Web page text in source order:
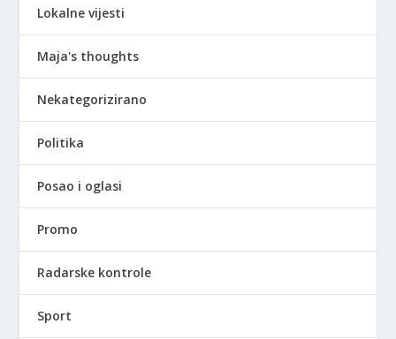
Lokalne vijesti
Maja's thoughts
Nekategorizirano
Politika
Posao i oglasi
Promo
Radarske kontrole
Sport